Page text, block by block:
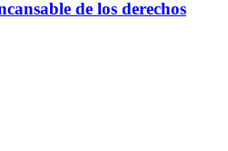
de los derechos